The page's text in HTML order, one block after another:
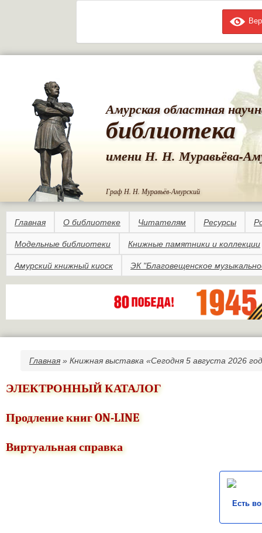
Амурская областная
библиотека
имени Н. Н. Муравьёва-
Граф Н. Н. Муравьёв-Амурский
Главная О библиотеке Читателям Ресурсы
Модельные библиотеки Книжные памятники и коллекции
Амурский книжный киоск ЭК "Благовещенское
Вы здесь
Главная » Книжная выставка «Сегодня 5 августа 2026
ЭЛЕКТРОННЫЙ КАТАЛОГ
Продление книг ON-LINE
Виртуальная справка
Есть